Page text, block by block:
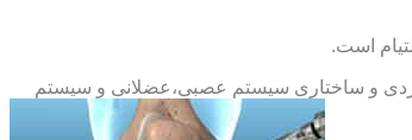
است.
و ساختاری سیستم عصبی،عضلانی و سیستم